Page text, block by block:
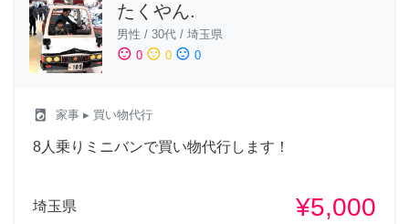
たくやん.
男性 / 30代 / 埼玉県
sentiment_satisfied 0 sentiment_neutral 0 sentiment_dissatisfied 0
local_laundry_service 家事 ▸ 買い物代行
8人乗りミニバンで買い物代行します！
埼玉県 ¥5,000